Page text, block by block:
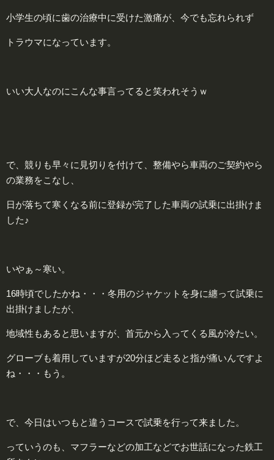
小学生の頃に歯の治療中に受けた激痛が、今でも忘れられず
トラウマになっています。
いい大人なのにこんな事言ってると笑われそうｗ
で、競りも早々に見切りを付けて、整備やら車両のご契約やら
の業務をこなし、
日が落ちて寒くなる前に登録が完了した車両の試乗に出掛けま
した♪
いやぁ～ 寒い。
16時頃でしたかね・・・冬用のジャケットを身に纏って試乗に
出掛けましたが、
地域性もあると思いますが、首元から入ってくる風が冷たい。
グローブも着用していますが20分ほど走ると指が痛いんですよ
ね・・・もう。
で、今日はいつもと違うコースで試乗を行って来ました。
っていうのも、マフラーなどの加工などでお世話になった鉄工